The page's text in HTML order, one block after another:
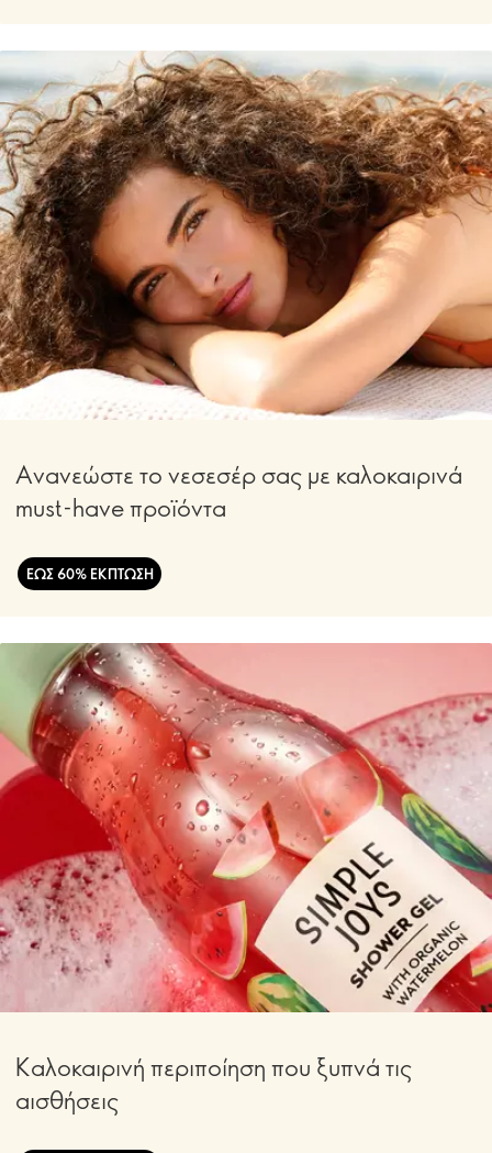
Ανανεώστε το νεσεσέρ σας με καλοκαιρινά
must-have προϊόντα
ΕΩΣ 60% ΕΚΠΤΩΣΗ
Καλοκαιρινή περιποίηση που ξυπνά τις
αισθήσεις